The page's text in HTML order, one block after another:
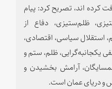
کرده اند، تصریح کرد: پیام
ظلم‌ستیزی،‌ دفاع از
استقلال سیاسی، اقتصادی،‌
یکجانبه‌گرایی، ظلم، ستم و
آرامش بخشیدن و
و دریای عمان است.